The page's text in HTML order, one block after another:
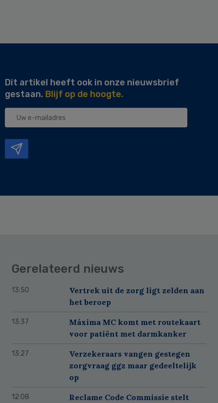
Dit artikel heeft ook in onze nieuwsbrief
gestaan. Blijf op de hoogte.
Uw
Gerelateerd nieuws
13:50
Vertrek uit de zorg ligt zelden aan
het beroep
13:37
Máxima MC komt met routekaart
voor patiënt met darmkanker
13:27
Verzekeraars vangen gestegen
zorgvraag ggz maar gedeeltelijk
op
12:08
Reclame Code Commissie stelt